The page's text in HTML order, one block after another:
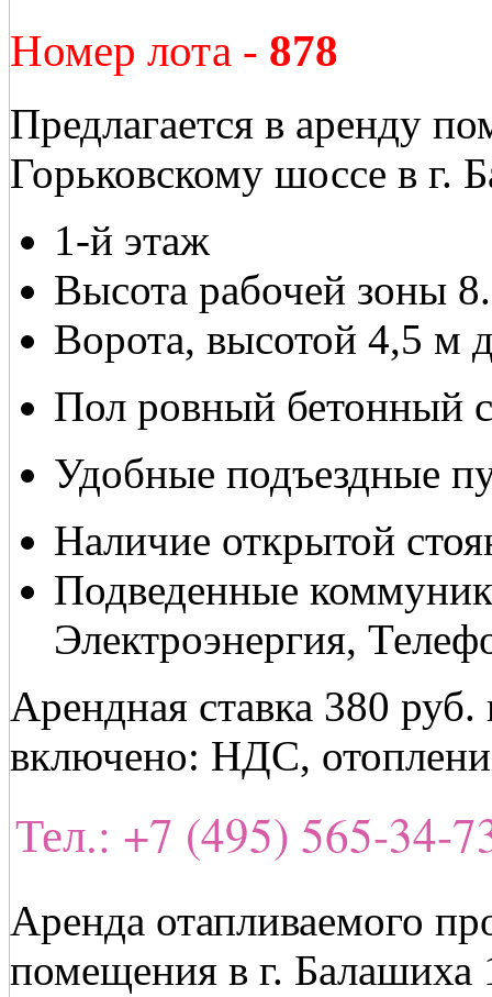
Номер лота - 878
Предлагается в аренду
Горьковскому шоссе в г.
1-й этаж
Высота рабочей зоны
Ворота, высотой 4,5 м
Пол ровный бетонный
Удобные подъездные
Наличие открытой
Подведенные
Электроэнергия,
Арендная ставка 380
включено: НДС,
Тел.: +7 (495) 565-34-
Аренда отапливаемого
помещения в г. Балашиха